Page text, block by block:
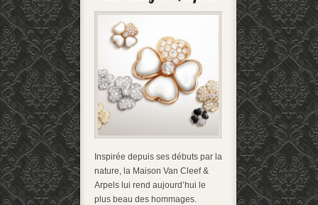
Inspirée depuis ses débuts par la
nature, la Maison Van Cleef &
Arpels lui rend aujourd’hui le
plus beau des hommages.